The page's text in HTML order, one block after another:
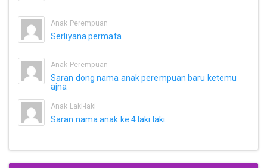
Anak Perempuan
Serliyana permata
Anak Perempuan
Saran dong nama anak perempuan baru ketemu
ajna
Anak Laki-laki
Saran nama anak ke 4 laki laki